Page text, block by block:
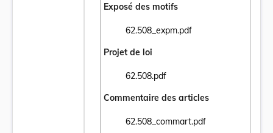
Exposé des motifs
62.508_expm.pdf
Ouvrir le document 62.508_expm.pdf
Projet de loi
62.508.pdf
Ouvrir le document 62.508.pdf dans un
Commentaire des articles
62.508_commart.pdf
Ouvrir le document 62.508_commart.pdf